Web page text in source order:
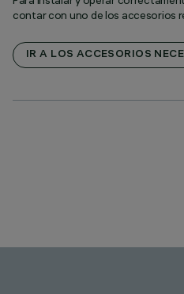
contar con uno de los accesorios
IR A LOS ACCESORIOS